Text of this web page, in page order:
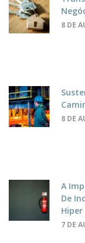
8 DE
8 DE
A
De
7 DE